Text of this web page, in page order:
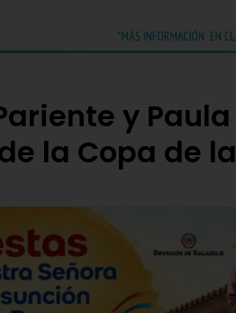
y Paula
la Copa de la